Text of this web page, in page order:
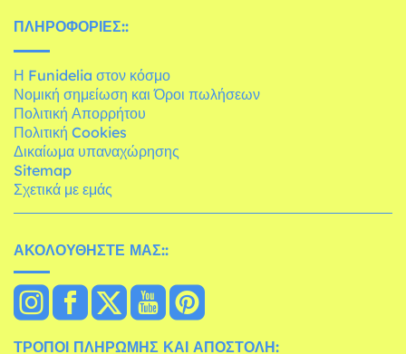
ΠΛΗΡΟΦΟΡΊΕΣ::
Η Funidelia στον κόσμο
Νομική σημείωση και Όροι πωλήσεων
Πολιτική Απορρήτου
Πολιτική Cookies
Δικαίωμα υπαναχώρησης
Sitemap
Σχετικά με εμάς
ΑΚΟΛΟΥΘΉΣΤΕ ΜΑΣ::
ΤΡΌΠΟΙ ΠΛΗΡΩΜΉΣ ΚΑΙ ΑΠΟΣΤΟΛΉ: